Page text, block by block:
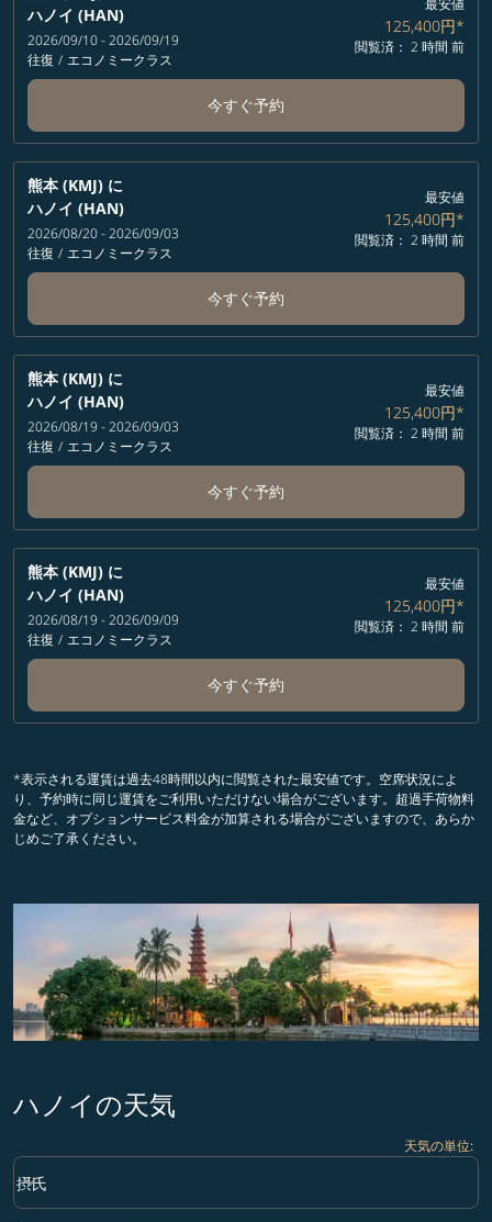
ハノイ (HAN)
2026/09/10 - 2026/09/19
往復 / エコノミークラス
125,400円*
閲覧済： 2 時間 前
今すぐ予約
熊本 (KMJ) に
ハノイ (HAN)
2026/08/20 - 2026/09/03
往復 / エコノミークラス
最安値
125,400円*
閲覧済： 2 時間 前
今すぐ予約
熊本 (KMJ) に
ハノイ (HAN)
2026/08/19 - 2026/09/03
往復 / エコノミークラス
最安値
125,400円*
閲覧済： 2 時間 前
今すぐ予約
熊本 (KMJ) に
ハノイ (HAN)
2026/08/19 - 2026/09/09
往復 / エコノミークラス
最安値
125,400円*
閲覧済： 2 時間 前
今すぐ予約
*表示される運賃は過去48時間以内に閲覧された最安値です。空席状況によ
り、予約時に同じ運賃をご利用いただけない場合がございます。超過手荷物料
金など、オプションサービス料金が加算される場合がございますので、あらか
じめご了承ください。
ハノイの天気
天気の単位:
Weather unit option 摂氏 Selected
摂氏
keyboard_arrow_down